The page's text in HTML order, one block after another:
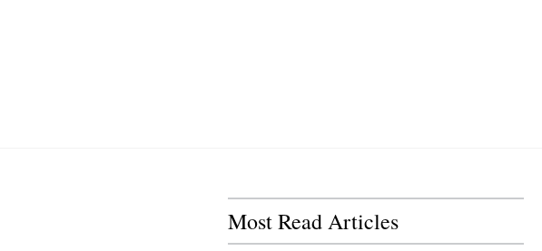
Most Read Articles